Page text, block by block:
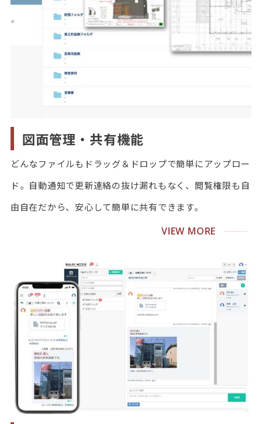
図面管理・共有機能
どんなファイルもドラッグ＆ドロップで簡単にアップロー
ド。自動通知で更新連絡の抜け漏れもなく、閲覧権限も自
由自在だから、安心して簡単に共有できます。
VIEW MORE